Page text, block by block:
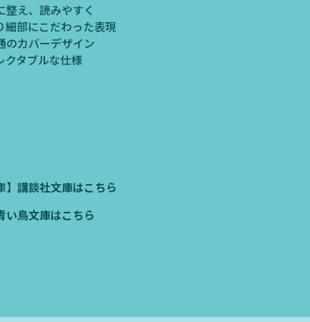
え、読みやすく
細部にこだわった表現
のカバーデザイン
クタブルな仕様
講談社文庫はこちら
い鳥文庫はこちら